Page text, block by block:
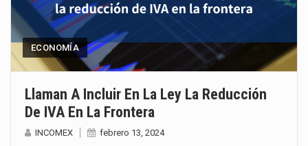
ECONOMÍA
Llaman A Incluir En La Ley La Reducción
De IVA En La Frontera
INCOMEX febrero 13, 2024